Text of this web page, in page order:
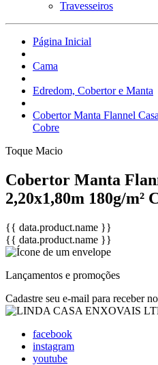
Travesseiros
Página Inicial
Cama
Edredom, Cobertor e Manta
Cobertor Manta Flannel
Cobre
Toque Macio
Cobertor Manta
2,20x1,80m 180g/m²
{{ data.product.name }}
{{ data.product.name }}
Lançamentos e promoções
Cadastre seu e-mail para receber
facebook
instagram
youtube